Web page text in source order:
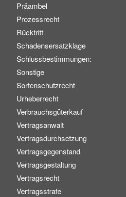
Präambel
Prozessrecht
Rücktritt
Schadensersatzklage
Schlussbestimmungen:
Sonstige
Sortenschutzrecht
Urheberrecht
Verbrauchsgüterkauf
Vertragsanwalt
Vertragsdurchsetzung
Vertragsgegenstand
Vertragsgestaltung
Vertragsrecht
Vertragsstrafe